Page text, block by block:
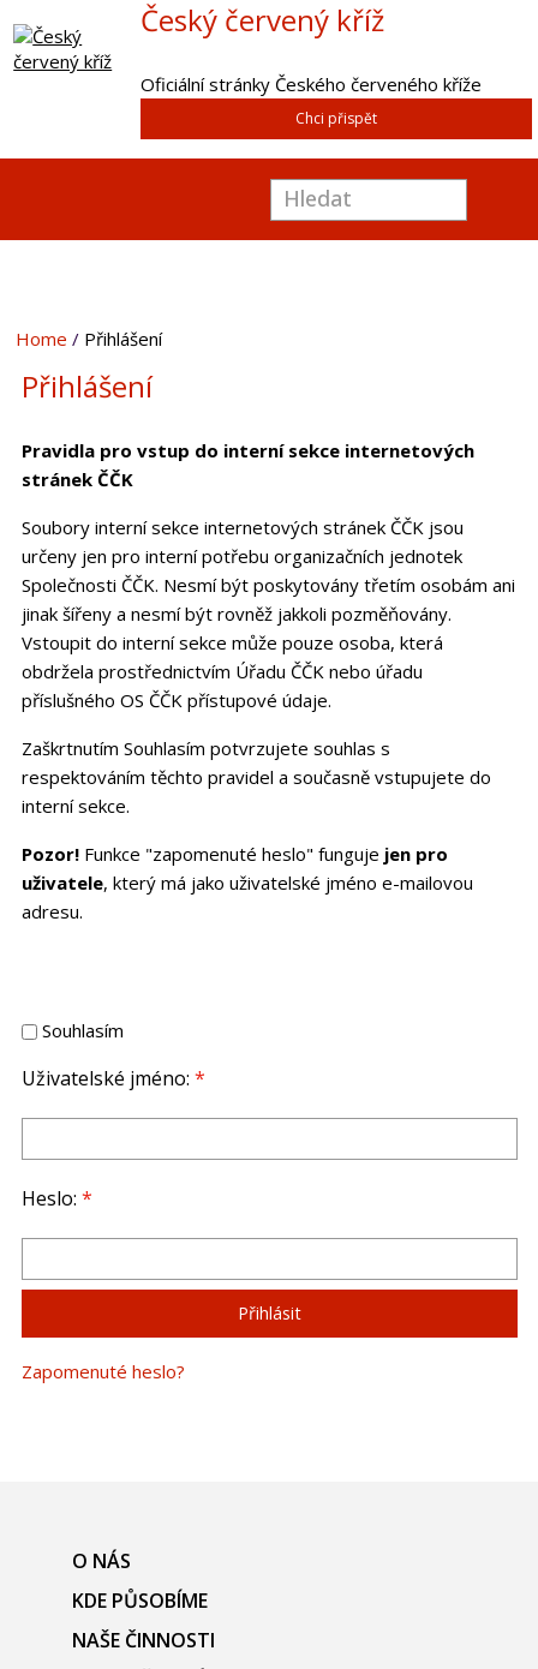
Český červený kříž
Oficiální stránky Českého červeného kříže
Chci přispět
Home Přihlášení
Přihlášení
Pravidla pro vstup do interní sekce internetových
stránek ČČK
Soubory interní sekce internetových stránek ČČK jsou
určeny jen pro interní potřebu organizačních jednotek
Společnosti ČČK. Nesmí být poskytovány třetím osobám ani
jinak šířeny a nesmí být rovněž jakkoli pozměňovány.
Vstoupit do interní sekce může pouze osoba, která
obdržela prostřednictvím Úřadu ČČK nebo úřadu
příslušného OS ČČK přístupové údaje.
Zaškrtnutím Souhlasím potvrzujete souhlas s
respektováním těchto pravidel a současně vstupujete do
interní sekce.
Pozor!Funkce "zapomenuté heslo" funguje jen pro
uživatele, který má jako uživatelské jméno e-mailovou
adresu.
Souhlasím
Uživatelské jméno: *
Heslo: *
Zapomenuté heslo?
O NÁS
KDE PŮSOBÍME
NAŠE ČINNOSTI